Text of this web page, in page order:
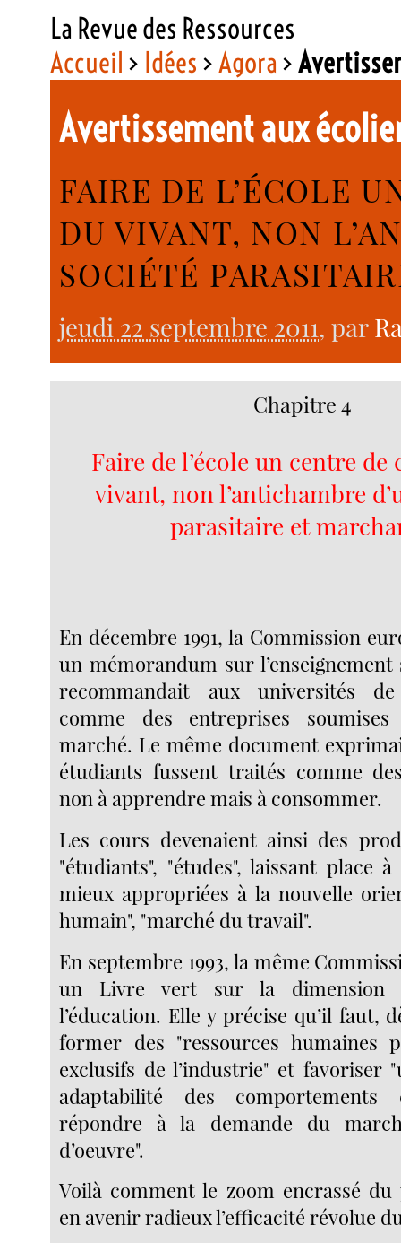
La Revue des Ressources
Accueil > Idées >Agora >
Avertissement aux
FAIRE DE L’ÉCOLE
DU VIVANT, NON
SOCIÉTÉ
jeudi 22 septembre 2011, par
Chapitre 4
Faire de l’école un centre
vivant, non l’antichambre
parasitaire et
En décembre 1991, la Commission
un mémorandum sur
recommandait aux universités
comme des entreprises
marché. Le même document
étudiants fussent traités comme
non à apprendre mais à consommer.
Les cours devenaient ainsi des
"étudiants", "études", laissant place
mieux appropriées à la nouvelle
humain", "marché du travail".
En septembre 1993, la même
un Livre vert sur la dimension
l’éducation. Elle y précise qu’il faut,
former des "ressources humaines
exclusifs de l’industrie" et favoriser
adaptabilité des
répondre à la demande du
d’oeuvre".
Voilà comment le zoom encrassé
en avenir radieux l’efficacité révolue